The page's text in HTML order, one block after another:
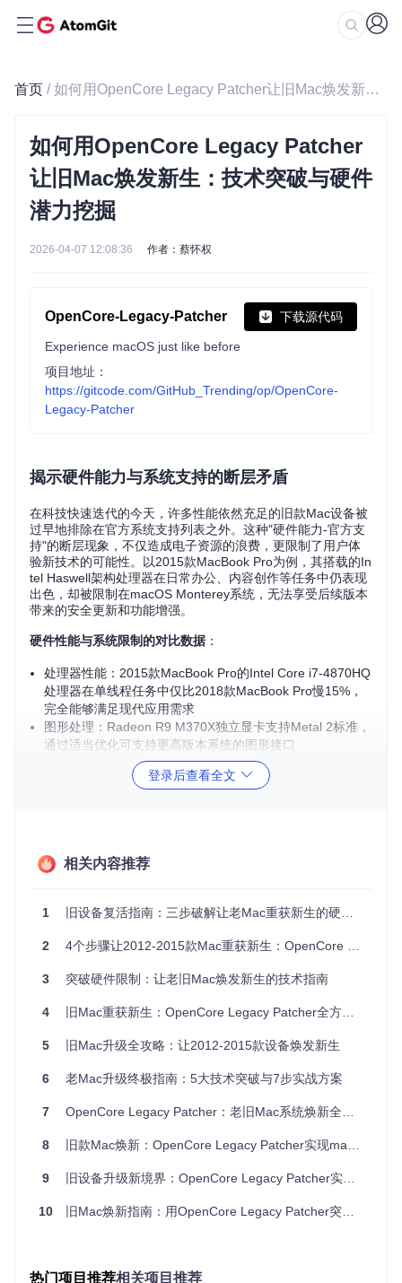
首页 / 如何用OpenCore Legacy Patcher让旧Mac焕发新生：技术突破与硬件潜力挖掘
如何用OpenCore Legacy Patcher
让旧Mac焕发新生：技术突破与硬件
潜力挖掘
2026-04-07 12:08:36 作者：蔡怀权
OpenCore-Legacy-Patcher 下载源代码
Experience macOS just like before
项目地址：
https://gitcode.com/GitHub_Trending/op/OpenCore-
Legacy-Patcher
揭示硬件能力与系统支持的断层矛盾
在科技快速迭代的今天，许多性能依然充足的旧款Mac设备被
过早地排除在官方系统支持列表之外。这种"硬件能力-官方支
持"的断层现象，不仅造成电子资源的浪费，更限制了用户体
验新技术的可能性。以2015款MacBook Pro为例，其搭载的In
tel Haswell架构处理器在日常办公、内容创作等任务中仍表现
出色，却被限制在macOS Monterey系统，无法享受后续版本
带来的安全更新和功能增强。
硬件性能与系统限制的对比数据：
处理器性能：2015款MacBook Pro的Intel Core i7-4870HQ
处理器在单线程任务中仅比2018款MacBook Pro慢15%，
完全能够满足现代应用需求
图形处理：Radeon R9 M370X独立显卡支持Metal 2标准，
通过适当优化可支持更高版本系统的图形接口
存储性能：升级SSD后的旧Mac在启动速度和文件传输方面
与新款设备差距小于10%
OpenCore Legacy Patcher主界面，展示了构建安装OpenCor
解析突破限制的三大技术创新点
OpenCore Legacy Patcher（OCLP）通过三项核心技术创
生命力。
构建硬件特性翻译器：SMBIOS动态适配技术
OCLP采用先进的SMBIOS（系统管理 BIOS）动态适配技术，
不是简单的硬件信息伪造，而是基于对macOS硬件检测机制
态生成与受支持设备高度相似的硬件配置文件，OCLP能够让
开发内核功能适配器：驱动扩展兼容层
核心组件Lilu框架作为硬件与系统之间的智能适配器，解决了
开发者为特定硬件编写小型适配模块，实现对显卡、音频、网
登录后查看全文
相关内容推荐
1 旧设备复活指南：三步破解让老Mac重获新生的硬件解锁与系统焕新方案
2 4个步骤让2012-2015款Mac重获新生：OpenCore Legacy Patcher完全指南
3 突破硬件限制：让老旧Mac焕发新生的技术指南
4 旧Mac重获新生：OpenCore Legacy Patcher全方位使用指南
5 旧Mac升级全攻略：让2012-2015款设备焕发新生
6 老Mac升级终极指南：5大技术突破与7步实战方案
7 OpenCore Legacy Patcher：老旧Mac系统焕新全指南
8 旧款Mac焕新：OpenCore Legacy Patcher实现macOS新系统支持全攻略
9 旧设备升级新境界：OpenCore Legacy Patcher实现Mac硬件潜力挖掘
10 旧Mac焕新指南：用OpenCore Legacy Patcher突破系统限制
热门项目推荐相关项目推荐